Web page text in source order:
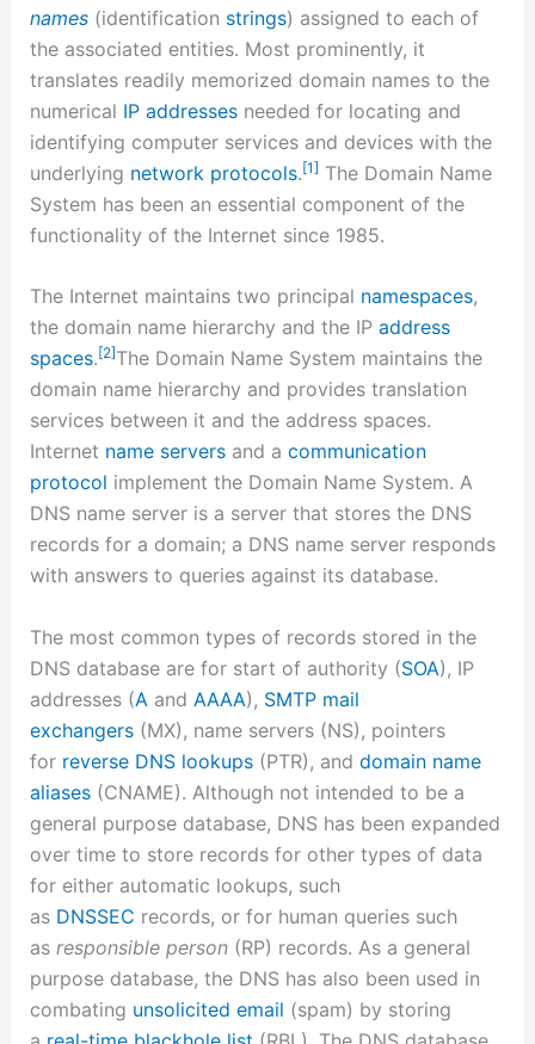
names(identification strings) assigned to each of
the associated entities. Most prominently, it
translates readily memorized domain names to the
numerical IP addressesneeded for locating and
identifying computer services and devices with the
underlying network protocols.[1] The Domain Name
System has been an essential component of the
functionality of the Internet since 1985.
The Internet maintains two principal namespaces,
the domain name hierarchy and the IP address
spaces.[2]The Domain Name System maintains the
domain name hierarchy and provides translation
services between it and the address spaces.
Internet name serversand a communication
protocol implement the Domain Name System. A
DNS name server is a server that stores the DNS
records for a domain; a DNS name server responds
with answers to queries against its database.
The most common types of records stored in the
DNS database are for start of authority (SOA), IP
addresses (A and AAAA), SMTP mail
exchangers(MX), name servers (NS), pointers
for reverse DNS lookups(PTR), and domain name
aliases(CNAME). Although not intended to be a
general purpose database, DNS has been expanded
over time to store records for other types of data
for either automatic lookups, such
as DNSSEC records, or for human queries such
as responsible person(RP) records. As a general
purpose database, the DNS has also been used in
combating unsolicited email (spam) by storing